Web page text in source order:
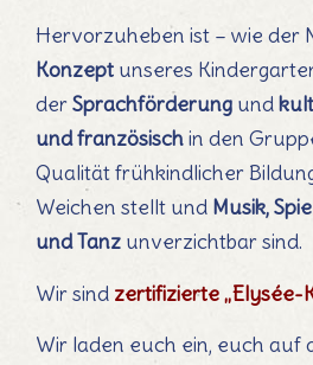
Hervorzuheben ist – wie der
Konzept unseres
derSprachförderung und
und französischin den
Qualität frühkindlicher
Weichen stellt und Musik,
und Tanz unverzichtbar sind.
Wir sind zertifizierte „Elysée-
Wir laden euch ein, euch auf